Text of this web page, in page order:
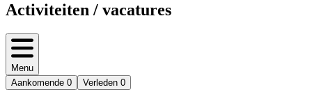
Activiteiten / vacatures
Menu
Aankomende 0 Verleden 0